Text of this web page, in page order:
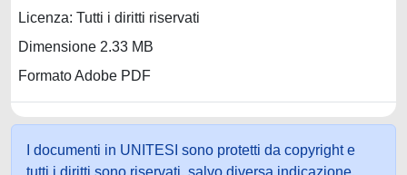
Licenza: Tutti i diritti riservati
Dimensione 2.33 MB
Formato Adobe PDF
I documenti in UNITESI sono protetti da copyright e
tutti i diritti sono riservati, salvo diversa indicazione.